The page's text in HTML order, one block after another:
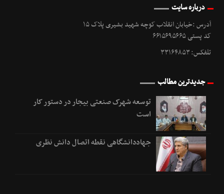
درباره سایت
آدرس :خیابان انقلاب کوچه شهید بشیری پلاک ۱۵
کد پستی ۶۶۱۵۶۹۵۶۶۵
تلفکس: ۳۳۱۶۴۸۵۳
جدیدترین مطالب
توسعه شهرک صنعتی بیجار در دستور کار
است
جهاددانشگاهی نقطه اتصال دانش نظری